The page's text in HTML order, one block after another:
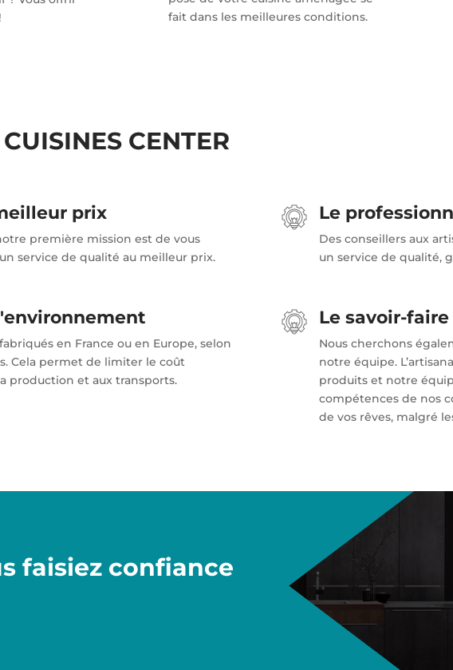
fait dans les meilleures conditions.
CENTER
prix
première mission est de vous
service de qualité au meilleur prix.
Le
Des conseillers aux
un service de qualité,
en France ou en Europe, selon
Cela permet de limiter le coût
production et aux transports.
Le savoir-faire
Nous cherchons
notre équipe.
produits et notre
compétences de nos
de vos rêves, malgré
faisiez confiance